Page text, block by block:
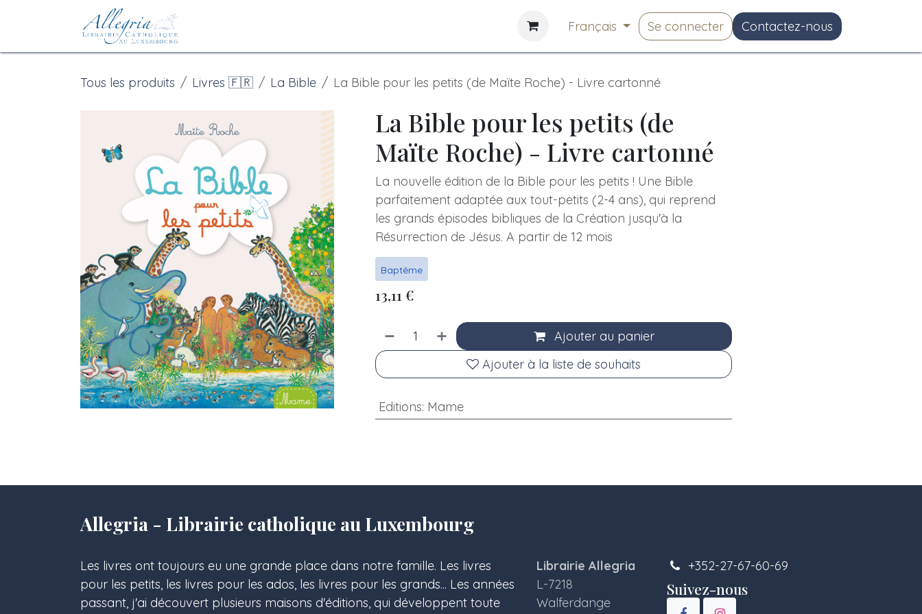
Se rendre au contenu
Français Se connecter Contactez-nous
Tous les produits Livres 🇫🇷 La Bible La Bible pour les petits (de Maïte Roche) - Livre cartonné
La Bible pour les petits (de
Maïte Roche) - Livre cartonné
La nouvelle édition de la Bible pour les petits ! Une Bible
parfaitement adaptée aux tout-petits (2-4 ans), qui reprend
les grands épisodes bibliques de la Création jusqu'à la
Résurrection de Jésus. A partir de 12 mois
Baptême
13,11 €
Ajouter au panier
Ajouter à la liste de souhaits
Editions: Mame
Allegria - Librairie catholique au Luxembourg
Les livres ont toujours eu une grande place dans notre famille. Les livres
pour les petits, les livres pour les ados, les livres pour les grands... Les années
passant, j'ai découvert plusieurs maisons d'éditions, qui développent toute
Librairie Allegria
L-7218
Walferdange
+352-27-67-60-69
Suivez-nous